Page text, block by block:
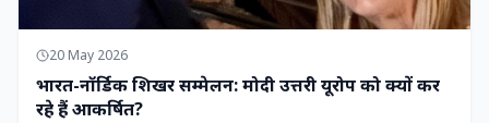
20 May 2026
भारत-नॉर्डिक शिखर सम्मेलन: मोदी उत्तरी यूरोप को क्यों कर
रहे हैं आकर्षित?